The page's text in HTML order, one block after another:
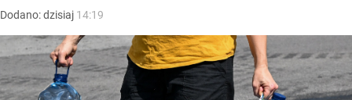
Dodano:dzisiaj 14:19